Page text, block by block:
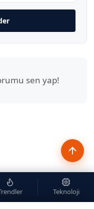
sen yap!
Teknoloji